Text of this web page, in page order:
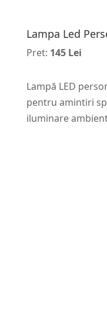
Lampa Led
Pret: 145 Lei
Lampă LED
pentru amintiri
iluminare